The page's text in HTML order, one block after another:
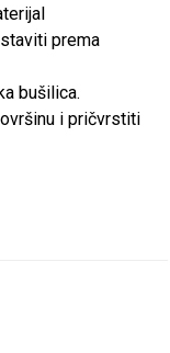
prema
bušilica.
i pričvrstiti